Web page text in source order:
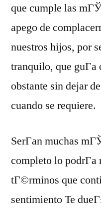
que cumple las
apego de
nuestros hijos, por
tranquilo, que guГ­a
obstante sin dejar
cuando se requiere.
SerГ­an muchas
completo lo podrГ­a
tГ©rminos que
sentimiento Te